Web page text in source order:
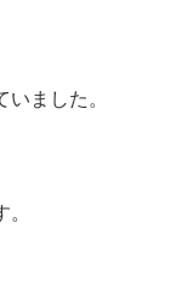
ました。